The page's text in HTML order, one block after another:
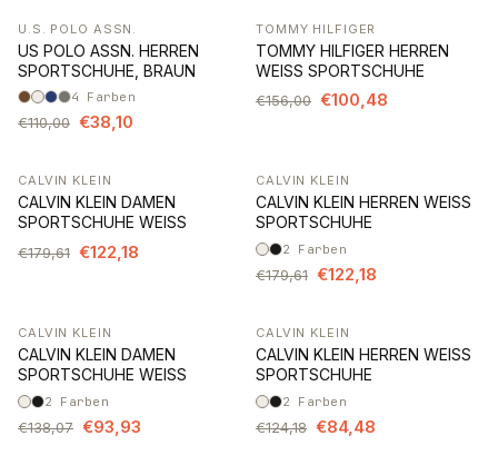
-65%
U.S. POLO ASSN.
US POLO ASSN. HERREN
SPORTSCHUHE, BRAUN
4 Farben
€110,00 €38,10
-36%
TOMMY HILFIGER
TOMMY HILFIGER HERREN
WEISS SPORTSCHUHE
€156,00 €100,48
-32%
CALVIN KLEIN
CALVIN KLEIN DAMEN
SPORTSCHUHE WEISS
€179,61 €122,18
-32%
CALVIN KLEIN
CALVIN KLEIN HERREN WEISS
SPORTSCHUHE
2 Farben
€179,61 €122,18
-32%
CALVIN KLEIN
CALVIN KLEIN DAMEN
SPORTSCHUHE WEISS
2 Farben
€138,07 €93,93
-32%
CALVIN KLEIN
CALVIN KLEIN HERREN WEISS
SPORTSCHUHE
2 Farben
€124,18 €84,48